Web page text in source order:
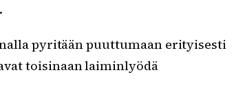
pyritään puuttumaan erityisesti
toisinaan laiminlyödä